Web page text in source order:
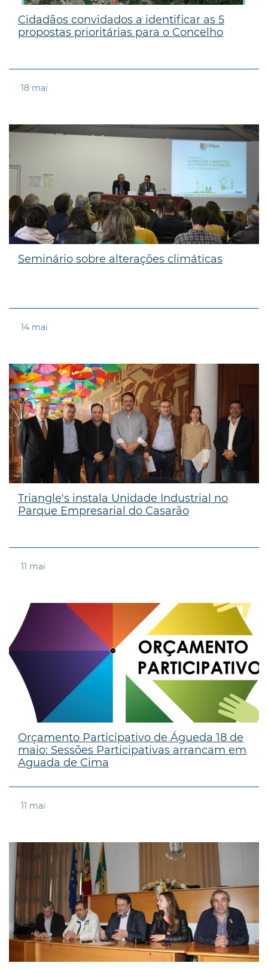
Cidadãos convidados a identificar as 5
propostas prioritárias para o Concelho
18 mai
Seminário sobre alterações climáticas
14 mai
Triangle's instala Unidade Industrial no
Parque Empresarial do Casarão
11 mai
Orçamento Participativo de Águeda 18 de
maio: Sessões Participativas arrancam em
Aguada de Cima
11 mai